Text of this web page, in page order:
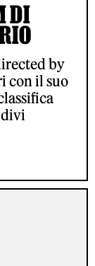
DI
by
con il suo
divi